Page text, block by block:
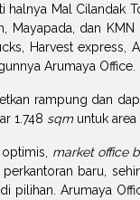
halnya Mal Cilandak
Mayapada, dan
Harvest express,
Arumaya Office.
rampung dan
1.748 sqmuntuk area
optimis, market office
perkantoran baru,
pilihan. Arumaya